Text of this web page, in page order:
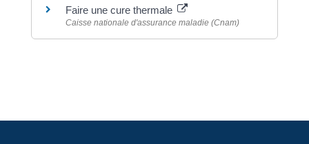
Faire une cure thermale
Caisse nationale d'assurance maladie (Cnam)